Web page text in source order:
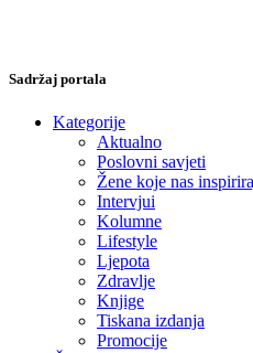
Sadržaj portala
Kategorije
Aktualno
Poslovni savjeti
Žene koje nas
Intervjui
Kolumne
Lifestyle
Ljepota
Zdravlje
Knjige
Tiskana izdanja
Promocije